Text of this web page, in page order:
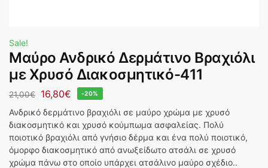
Sale!
Μαύρο Ανδρικό Δερμάτινο Βραχιόλι
με Χρυσό Διακοσμητικό-411
21,00€ 16,80€ -20%
Ανδρικό δερμάτινο βραχιόλι σε μαύρο χρώμα με χρυσό
διακοσμητικό και χρυσό κούμπωμα ασφαλείας. Πολύ
ποιοτικό βραχιόλι από γνήσιο δέρμα και ένα πολύ ποιοτικό,
όμορφο διακοσμητικό από ανωξείδωτο ατσάλι σε χρυσό
χρώμα πάνω στο οποίο υπάρχει ατσάλινο μαύρο σχέδιο..